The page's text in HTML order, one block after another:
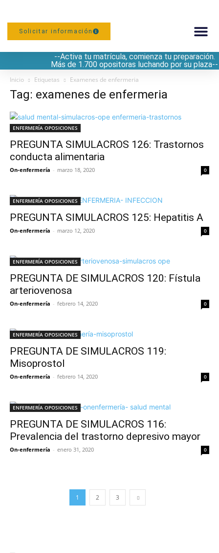
Solicitar información
--Activa tu matrícula, comienza tu preparación.
Más de 1.700 opositoras luchando por su plaza--
Inicio Etiquetas Examenes de enfermeria
Tag: examenes de enfermeria
ENFERMERÍA OPOSICIONES
PREGUNTA SIMULACROS 126: Trastornos
conducta alimentaria
On-enfermería - marzo 18, 2020 0
ENFERMERÍA OPOSICIONES
PREGUNTA SIMULACROS 125: Hepatitis A
On-enfermería - marzo 12, 2020 0
ENFERMERÍA OPOSICIONES
PREGUNTA DE SIMULACROS 120: Fístula
arteriovenosa
On-enfermería - febrero 14, 2020 0
ENFERMERÍA OPOSICIONES
PREGUNTA DE SIMULACROS 119:
Misoprostol
On-enfermería - febrero 14, 2020 0
ENFERMERÍA OPOSICIONES
PREGUNTA DE SIMULACROS 116:
Prevalencia del trastorno depresivo mayor
On-enfermería - enero 31, 2020 0
1 2 3